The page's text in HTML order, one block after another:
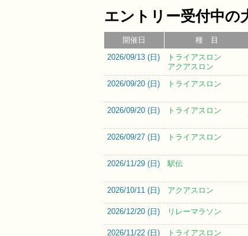
エントリー受付中の
開催日 種 目
2026/09/13 ( 日 )
トライアスロン
アクアスロン
2026/09/20 ( 日 ) トライアスロン
2026/09/20 ( 日 ) トライアスロン
2026/09/27 ( 日 ) トライアスロン
2026/11/29 ( 日 ) 駅伝
2026/10/11 ( 日 ) アクアスロン
2026/12/20 ( 日 ) リレーマラソン
2026/11/22 ( 日 ) トライアスロン